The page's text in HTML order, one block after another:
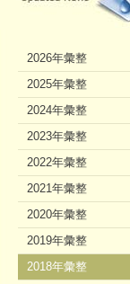
2026年彙整
2025年彙整
2024年彙整
2023年彙整
2022年彙整
2021年彙整
2020年彙整
2019年彙整
2018年彙整